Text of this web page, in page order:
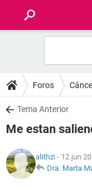
FOROS
SALUD
NUTRICIÓN
Foros
Tema Anterior
Me estan
alithzi - 12 jun
Dra. Marta